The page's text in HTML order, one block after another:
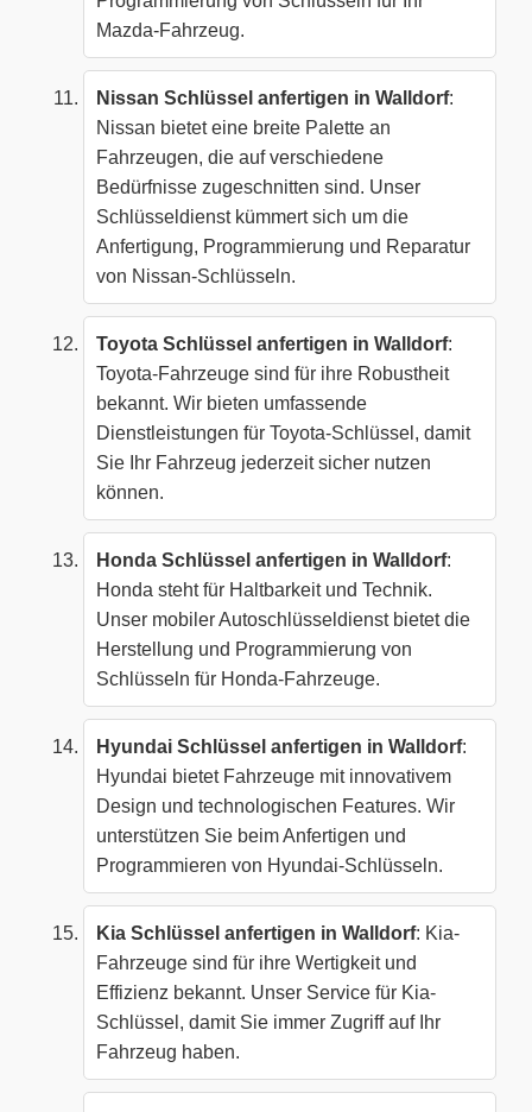
Mazda-Fahrzeug.
Nissan Schlüssel anfertigen in Walldorf:
Nissan bietet eine breite Palette an
Fahrzeugen, die auf verschiedene
Bedürfnisse zugeschnitten sind. Unser
Schlüsseldienst kümmert sich um die
Anfertigung, Programmierung und Reparatur
von Nissan-Schlüsseln.
Toyota Schlüssel anfertigen in Walldorf:
Toyota-Fahrzeuge sind für ihre Robustheit
bekannt. Wir bieten umfassende
Dienstleistungen für Toyota-Schlüssel, damit
Sie Ihr Fahrzeug jederzeit sicher nutzen
können.
Honda Schlüssel anfertigen in Walldorf:
Honda steht für Haltbarkeit und Technik.
Unser mobiler Autoschlüsseldienst bietet die
Herstellung und Programmierung von
Schlüsseln für Honda-Fahrzeuge.
Hyundai Schlüssel anfertigen in Walldorf:
Hyundai bietet Fahrzeuge mit innovativem
Design und technologischen Features. Wir
unterstützen Sie beim Anfertigen und
Programmieren von Hyundai-Schlüsseln.
Kia Schlüssel anfertigen in Walldorf: Kia-
Fahrzeuge sind für ihre Wertigkeit und
Effizienz bekannt. Unser Service für Kia-
Schlüssel, damit Sie immer Zugriff auf Ihr
Fahrzeug haben.